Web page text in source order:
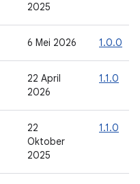
2025
6 Mei 2026 1.0.0
22 April
2026
1.1.0
22
Oktober
2025
1.1.0